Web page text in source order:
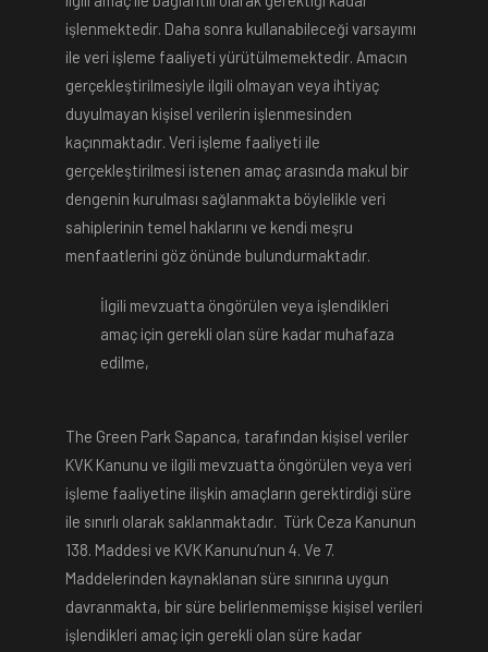
işlenmektedir. Daha sonra kullanabileceği varsayımı
ile veri işleme faaliyeti yürütülmemektedir. Amacın
gerçekleştirilmesiyle ilgili olmayan veya ihtiyaç
duyulmayan kişisel verilerin işlenmesinden
kaçınmaktadır. Veri işleme faaliyeti ile
gerçekleştirilmesi istenen amaç arasında makul bir
dengenin kurulması sağlanmakta böylelikle veri
sahiplerinin temel haklarını ve kendi meşru
menfaatlerini göz önünde bulundurmaktadır.
İlgili mevzuatta öngörülen veya işlendikleri
amaç için gerekli olan süre kadar muhafaza
edilme,
The Green Park Sapanca, tarafından kişisel veriler
KVK Kanunu ve ilgili mevzuatta öngörülen veya veri
işleme faaliyetine ilişkin amaçların gerektirdiği süre
ile sınırlı olarak saklanmaktadır. Türk Ceza Kanunun
138. Maddesi ve KVK Kanunu’nun 4. Ve 7.
Maddelerinden kaynaklanan süre sınırına uygun
davranmakta, bir süre belirlenmemişse kişisel verileri
işlendikleri amaç için gerekli olan süre kadar